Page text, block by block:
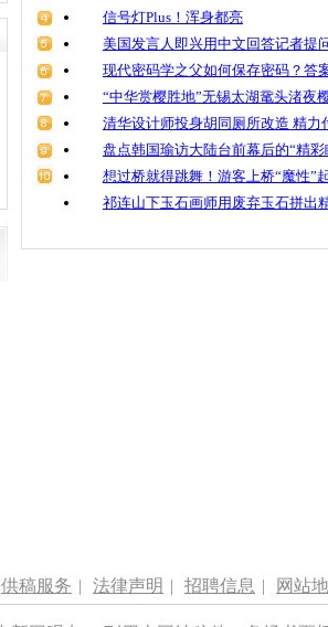
信号灯Plus！浑身都亮
美国发言人即兴用中文回答记者提
现代密码学之父如何保存密码？答
“中华赏樱胜地”无锡太湖鼋头渚夜
清华设计师投身胡同厕所改造 精力
盘点韩国瑜访大陆台前幕后的“精彩
想过桥就得跳舞！游客上桥“魔性”
祁连山下玉石画师用废弃玉石拼出
供稿服务 | 法律声明 | 招聘信息 | 网站